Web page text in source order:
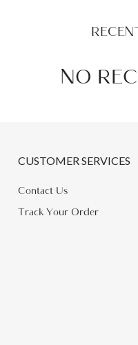
NO
CUSTOMER SERVICES
Contact Us
Track Your Order